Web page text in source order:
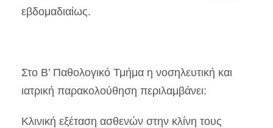
εβδομαδιαίως.
Στο Β’ Παθολογικό Τμήμα η νοσηλευτική και
ιατρική παρακολούθηση περιλαμβάνει:
Κλινική εξέταση ασθενών στην κλίνη τους